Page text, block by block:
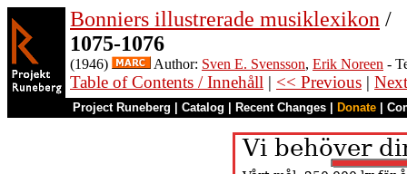
Bonniers illustrerade musiklexikon /
1075-1076
(1946) Author: Sven E. Svensson, Erik Noreen -
Table of Contents / Innehåll | << Previous |
Project Runeberg Catalog Recent Changes Donate